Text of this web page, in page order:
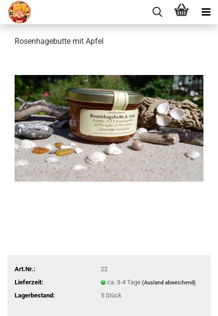
Rosenhagebutte mit Apfel
Art.Nr.:
22
Lieferzeit:
ca. 3-4 Tage (Ausland abweichend)
Lagerbestand: 5 Stück